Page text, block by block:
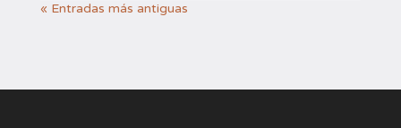
« Entradas más antiguas